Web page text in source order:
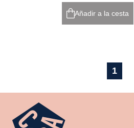
Añadir a la cesta
1